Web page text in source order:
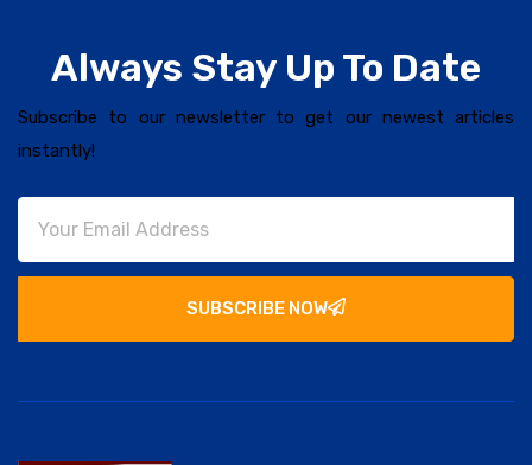
Always Stay Up To Date
Subscribe to our newsletter to get our newest articles
instantly!
SUBSCRIBE NOW